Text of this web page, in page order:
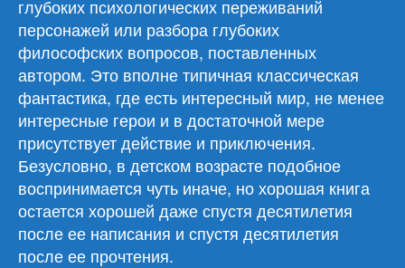
глубоких психологических переживаний
персонажей или разбора глубоких
философских вопросов, поставленных
автором. Это вполне типичная классическая
фантастика, где есть интересный мир, не менее
интересные герои и в достаточной мере
присутствует действие и приключения.
Безусловно, в детском возрасте подобное
воспринимается чуть иначе, но хорошая книга
остается хорошей даже спустя десятилетия
после ее написания и спустя десятилетия
после ее прочтения.